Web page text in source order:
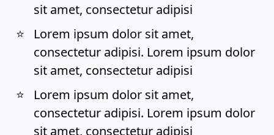
sit amet, consectetur adipisi
Lorem ipsum dolor sit amet,
consectetur adipisi. Lorem ipsum dolor
sit amet, consectetur adipisi
Lorem ipsum dolor sit amet,
consectetur adipisi. Lorem ipsum dolor
sit amet, consectetur adipisi